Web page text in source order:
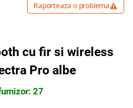
Raporteaza o problema
cu fir si wireless
Pro albe
27